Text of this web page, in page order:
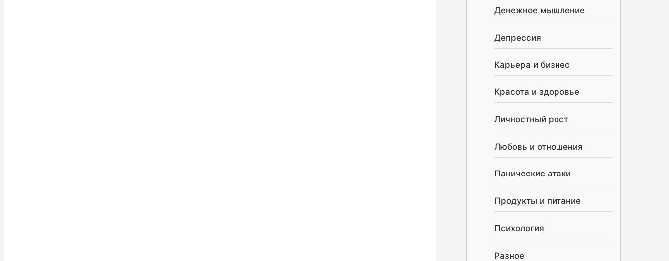
Денежное мышление
Депрессия
Карьера и бизнес
Красота и здоровье
Личностный рост
Любовь и отношения
Панические атаки
Продукты и питание
Психология
Разное